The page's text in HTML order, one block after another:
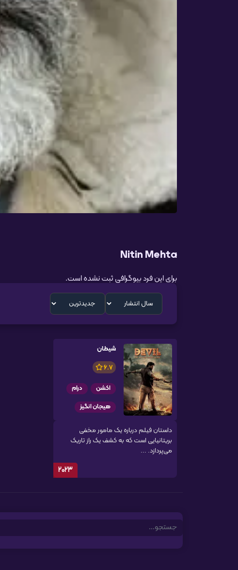
Nitin Mehta
برای این فرد بیوگرافی ثبت نشده است.
شیطان
6.7
اکشن
درام
هیجان انگیز
داستان فیلم درباره یک مامور مخفی
بریتانیایی است که به کشف یک راز تاریک
می‌پردازد. ...
2023
Search